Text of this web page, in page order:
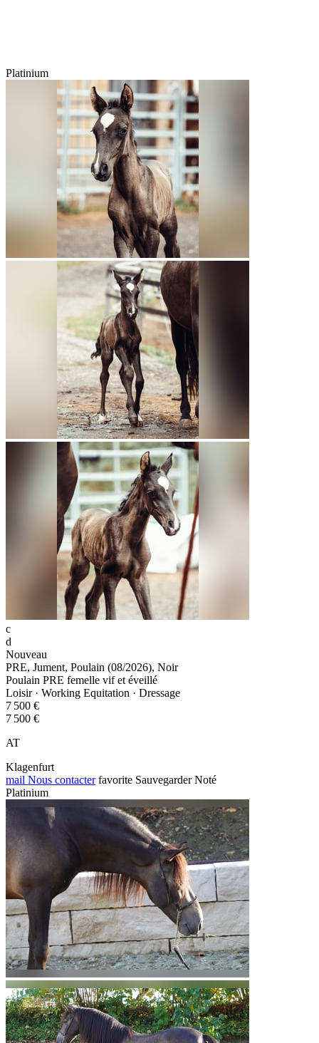
Platinium
c
d
Nouveau
PRE, Jument, Poulain (08/2026), Noir
Poulain PRE femelle vif et éveillé
Loisir · Working Equitation · Dressage
7 500 €
7 500 €
AT
Klagenfurt
mail Nous contacter favorite Sauvegarder Noté
Platinium